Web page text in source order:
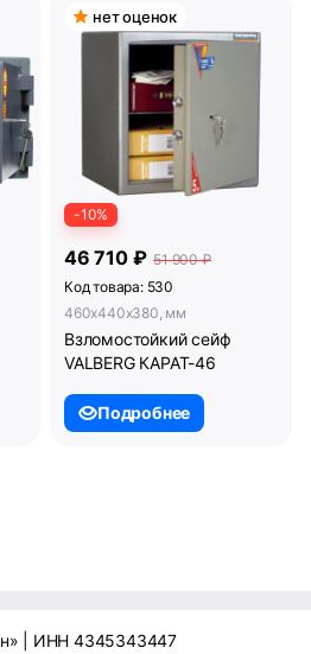
нет оценок
-10%
46 710 ₽ 51 900 ₽
Код товара: 530
460x440x380, мм
Взломостойкий сейф
VALBERG КАРАТ-46
Подробнее
| ИНН 4345343447